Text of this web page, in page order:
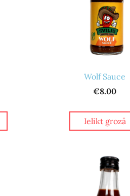
Wolf Sauce
€8.00
Ielikt grozā